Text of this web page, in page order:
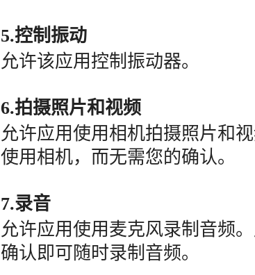
5.控制振动
允许该应用控制振动器。
6.拍摄照片和视频
允许应用使用相机拍摄照片和
使用相机，而无需您的确认。
7.录音
允许应用使用麦克风录制音频
确认即可随时录制音频。